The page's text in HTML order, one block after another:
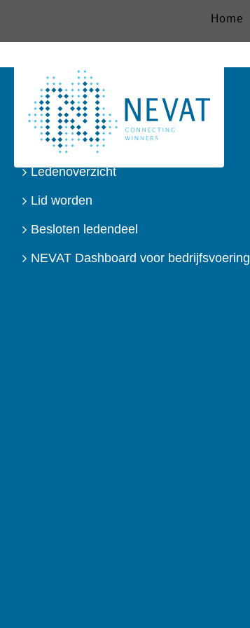
Home
DIRECT NAAR
Over ons
Ledenoverzicht
Lid worden
Besloten ledendeel
NEVAT Dashboard voor bedrijfsvoering